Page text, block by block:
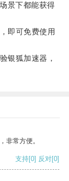
景下都能获得
即可免费使用
银狐加速器，
非常方便。
支持[0] 反对[0]